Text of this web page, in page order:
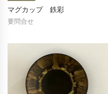
マグカップ 鉄彩
要問合せ